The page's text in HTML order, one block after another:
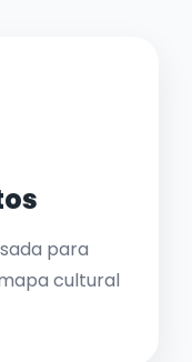
para
cultural